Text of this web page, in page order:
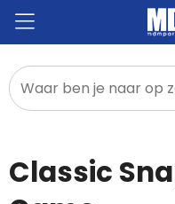
Relatiegeschenken
Classic